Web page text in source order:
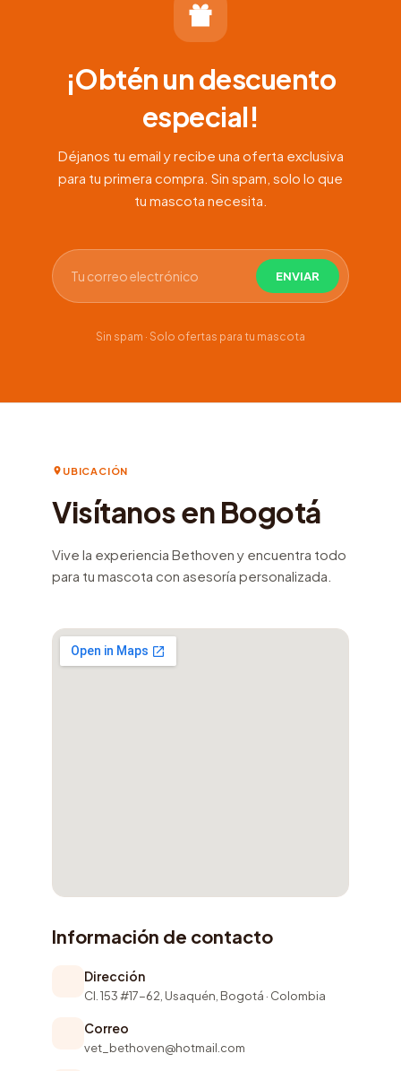
¡Obtén un descuento
especial!
Déjanos tu email y recibe una oferta exclusiva
para tu primera compra. Sin spam, solo lo que
tu mascota necesita.
Sin spam · Solo ofertas para tu mascota
UBICACIÓN
Visítanos en Bogotá
Vive la experiencia Bethoven y encuentra todo
para tu mascota con asesoría personalizada.
Información de contacto
Dirección
Cl. 153 #17-62, Usaquén, Bogotá · Colombia
Correo
vet_bethoven@hotmail.com